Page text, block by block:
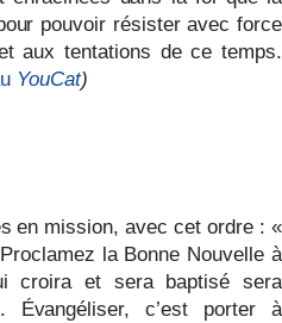
pouvoir résister avec force
aux tentations de ce temps.
YouCat)
en mission, avec cet ordre : «
la Bonne Nouvelle à
croira et sera baptisé sera
c’est porter à